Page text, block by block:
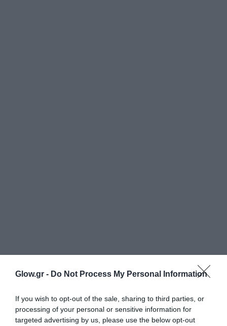
Glow.gr - Do Not Process My Personal Information
If you wish to opt-out of the sale, sharing to third parties, or
processing of your personal or sensitive information for
targeted advertising by us, please use the below opt-out